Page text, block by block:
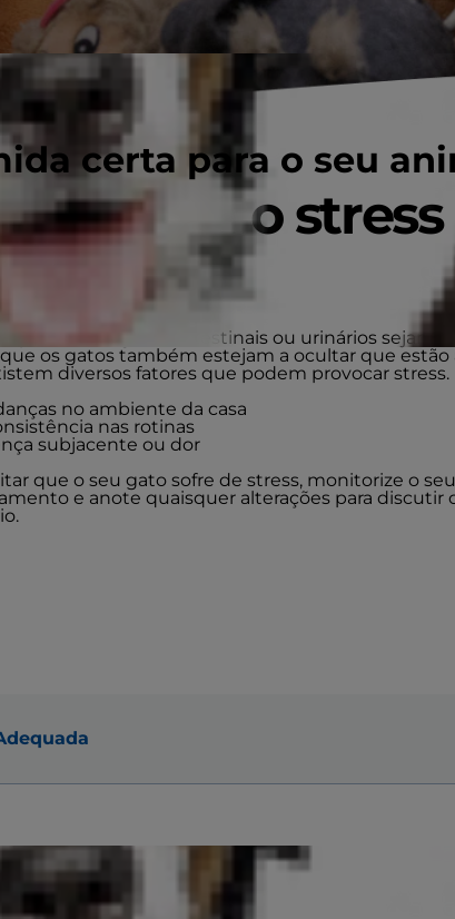
certa para o seu
causa o
problemas gastrointestinais ou urinários sejam
os gatos também estejam a ocultar que estão
diversos fatores que podem provocar stress.
no ambiente da casa
nas rotinas
subjacente ou dor
que o seu gato sofre de stress, monitorize o seu
e anote quaisquer alterações para discutir